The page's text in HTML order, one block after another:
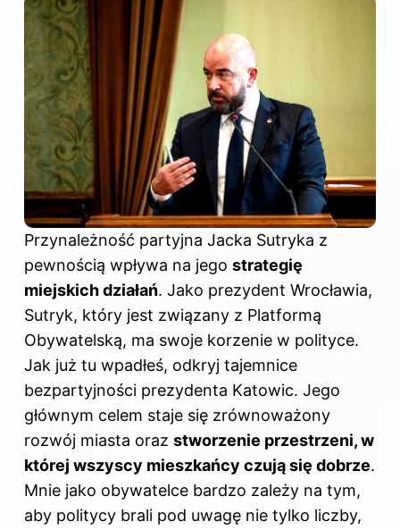
Przynależność partyjna Jacka Sutryka z
pewnością wpływa na jego strategię
miejskich działań. Jako prezydent Wrocławia,
Sutryk, który jest związany z Platformą
Obywatelską, ma swoje korzenie w polityce.
Jak już tu wpadłeś, odkryj tajemnice
bezpartyjności prezydenta Katowic. Jego
głównym celem staje się zrównoważony
rozwój miasta oraz stworzenie przestrzeni, w
której wszyscy mieszkańcy czują się dobrze.
Mnie jako obywatelce bardzo zależy na tym,
aby politycy brali pod uwagę nie tylko liczby,